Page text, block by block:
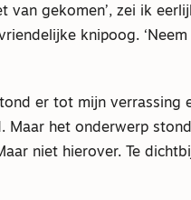
van gekomen’, zei ik
knipoog.
er tot mijn verrassing
Maar het onderwerp
niet hierover. Te